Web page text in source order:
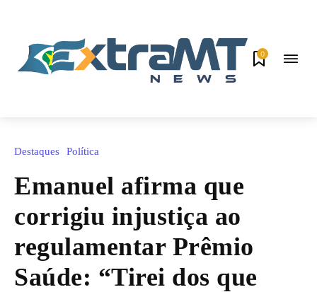
0
Destaques Política
Emanuel afirma que
corrigiu injustiça ao
regulamentar Prêmio
Saúde: “Tirei dos que